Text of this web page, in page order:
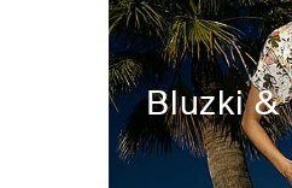
Bluzki &